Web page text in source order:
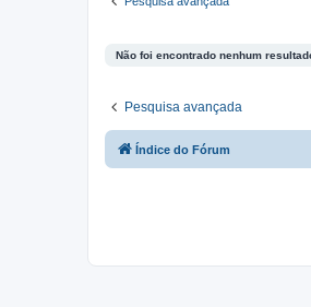
Não foi encontrado nenhum
Pesquisa avançada
Índice do Fórum